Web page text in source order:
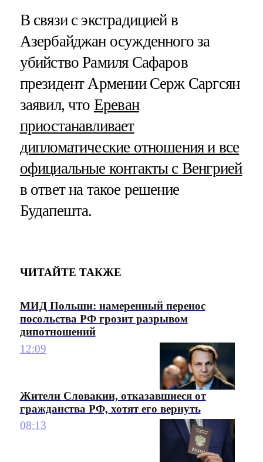
В связи с экстрадицией в
Азербайджан осужденного за
убийство Рамиля Сафаров
президент Армении Серж Саргсян
заявил, что Ереван
приостанавливает
дипломатические отношения и все
официальные контакты с Венгрией
в ответ на такое решение
Будапешта.
ЧИТАЙТЕ ТАКЖЕ
МИД Польши: намеренный перенос
посольства РФ грозит разрывом
дипотношений
12:09
Жители Словакии, отказавшиеся от
гражданства РФ, хотят его вернуть
08:13